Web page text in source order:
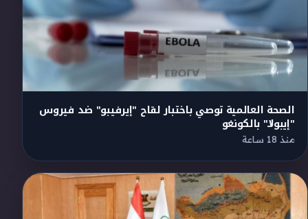
الصحة العالمية توصي باختبار لقاح "إيرفيبو" ضد فيروس
"إيبولا" بالكونغو
منذ 18 ساعة